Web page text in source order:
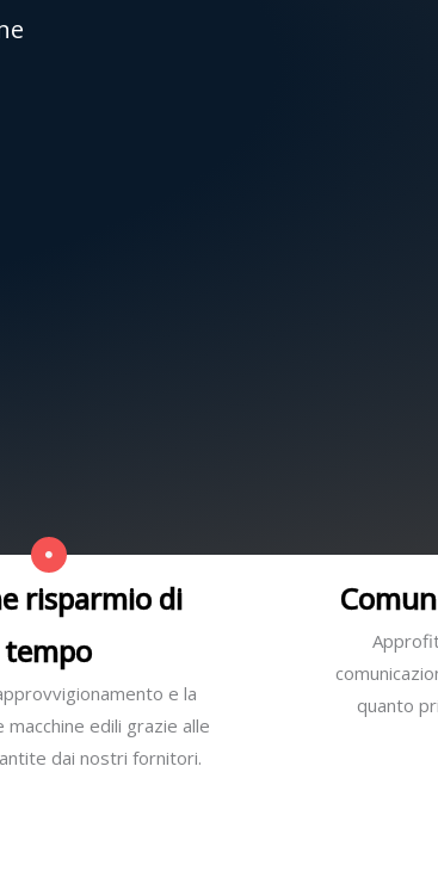
risparmio di
tempo
e la
macchine edili grazie alle
dai nostri fornitori.
quanto